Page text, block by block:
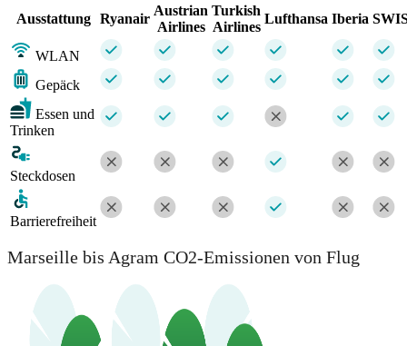
Ausstattung
Ryanair
Austrian
Airlines
Turkish
Airlines
Lufthansa Iberia
WLAN
Gepäck
Essen und
Trinken
Steckdosen
Barrierefreiheit
Marseille bis Agram CO2-Emissionen von Flug